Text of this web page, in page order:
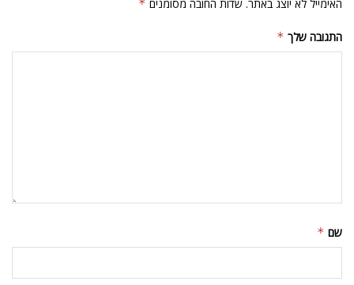
האימייל לא יוצג באתר. שדות החובה מסומנים *
התגובה שלך *
שם *